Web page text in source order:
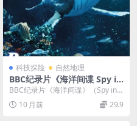
科技探险 自然地理
BBC纪录片《海洋间谍 Spy in
the Ocean 2023》第一季全4
集 英语中字 无水印纯净版 10
80P/MKV/12.5G 间谍生物
BBC纪录片《海洋间谍》（Spy in t
he Ocean 2023）：“间谍生...
10 月前 29.9